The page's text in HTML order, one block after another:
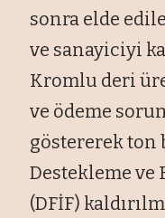
sonra elde
ve sanayiciyi
Kromlu deri
ve ödeme
göstererek ton
Destekleme ve
(DFİF)